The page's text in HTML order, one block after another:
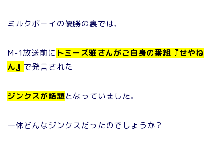
ミルクボーイの優勝の裏では、
M-1放送前に トミーズ雅さんがご自身の番組『せやね
ん』 で発言された
ジンクスが話題となっていました。
一体どんなジンクスだったのでしょうか？